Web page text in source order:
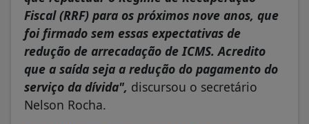
Fiscal (RRF) para os próximos nove anos, que
foi firmado sem essas expectativas de
redução de arrecadação de ICMS. Acredito
que a saída seja a redução do pagamento do
serviço da dívida", discursou o secretário
Nelson Rocha.